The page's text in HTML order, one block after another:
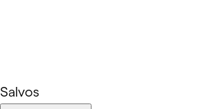
Salvos